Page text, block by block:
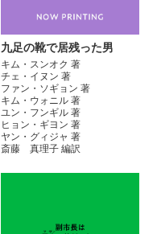
九足の靴で居残った男
キム・スンオク 著
チェ・イヌン 著
ファン・ソギョン 著
キム・ウォニル 著
ユン・フンギル 著
ヒョン・ギヨン 著
ヤン・グィジャ 著
斎藤 真理子 編訳